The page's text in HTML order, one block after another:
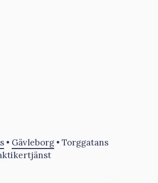
• Gävleborg • Torggatans